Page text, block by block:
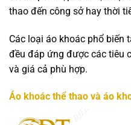
thao đến công sở hay thời
Các loại áo khoác phổ biến
đều đáp ứng được các tiêu
và giá cả phù hợp.
Áo khoác thể thao và áo